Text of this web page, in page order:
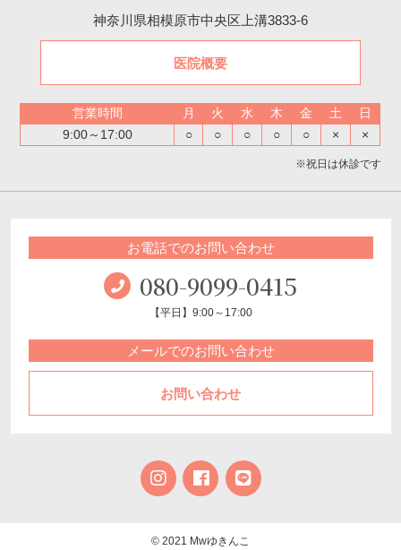
神奈川県相模原市中央区上溝3833-6
医院概要
営業時間 月 火 水 木 金 土
日
9:00～17:00
○ ○ ○ ○ ○ × ×
※祝日は休診です
お電話でのお問い合わせ
080-9099-0415
【平日】9:00～17:00
メールでのお問い合わせ
お問い合わせ
© 2021 Mwゆきんこ